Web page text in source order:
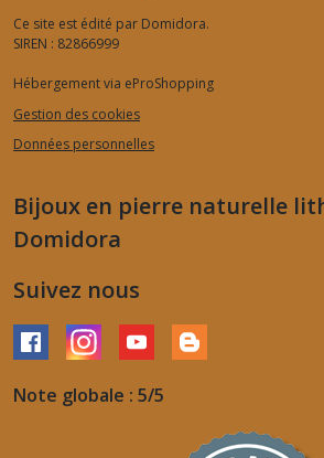
Ce site est édité par Domidora.
SIREN : 82866999
Hébergement via eProShopping
Gestion des cookies
Données personnelles
Bijoux en pierre naturelle
Domidora
Suivez nous
Note globale : 5/5